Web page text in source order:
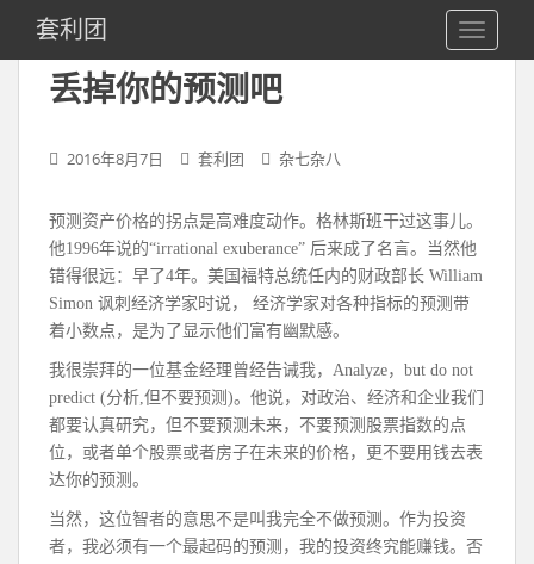
i
套利团
丢掉你的预测吧
2016年8月7日 套利团 杂七杂八
预测资产价格的拐点是高难度动作。格林斯班干过这事儿。
他1996年说的“irrational exuberance” 后来成了名言。当然他
错得很远：早了4年。美国福特总统任内的财政部长 William
Simon 讽刺经济学家时说， 经济学家对各种指标的预测带
着小数点，是为了显示他们富有幽默感。
我很崇拜的一位基金经理曾经告诫我，Analyze，but do not
predict (分析,但不要预测)。他说，对政治、经济和企业我们
都要认真研究，但不要预测未来，不要预测股票指数的点
位，或者单个股票或者房子在未来的价格，更不要用钱去表
达你的预测。
当然，这位智者的意思不是叫我完全不做预测。作为投资
者，我必须有一个最起码的预测，我的投资终究能赚钱。否